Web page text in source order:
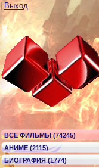
Выход
ВСЕ ФИЛЬМЫ (74245)
АНИМЕ (2115)
БИОГРАФИЯ (1774)